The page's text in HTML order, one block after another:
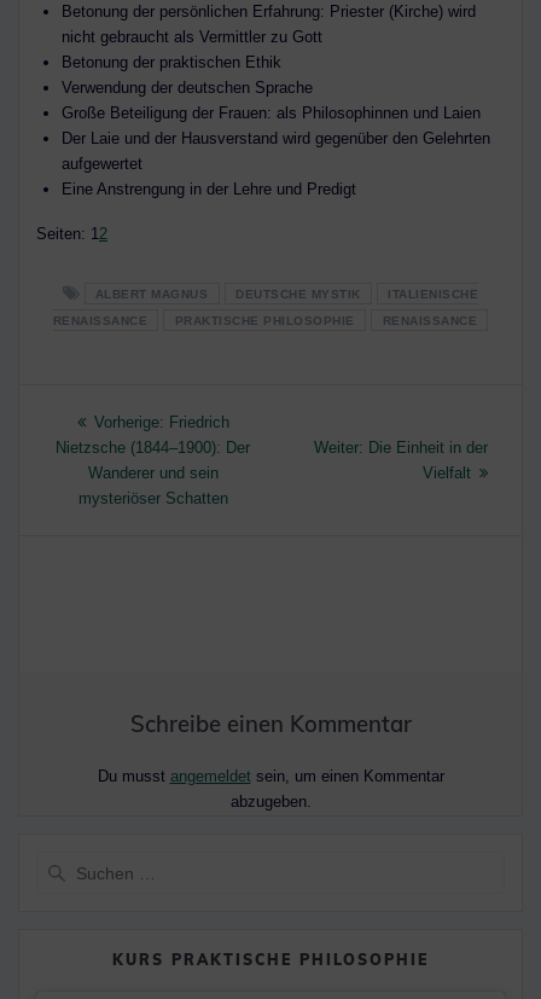
Betonung der persönlichen Erfahrung: Priester (Kirche) wird
nicht gebraucht als Vermittler zu Gott
Betonung der praktischen Ethik
Verwendung der deutschen Sprache
Große Beteiligung der Frauen: als Philosophinnen und Laien
Der Laie und der Hausverstand wird gegenüber den Gelehrten
aufgewertet
Eine Anstrengung in der Lehre und Predigt
Seiten: Seite
1 ,
Seite
2
ALBERT MAGNUS DEUTSCHE MYSTIK
ITALIENISCHE
RENAISSANCE
PRAKTISCHE PHILOSOPHIE RENAISSANCE
Beitragsnavigation
Vorherige: Vorheriger
Beitrag:
Friedrich
Nietzsche (1844–1900): Der
Wanderer und sein
mysteriöser Schatten
Weiter: Nächster
Die Einheit in der
Vielfalt
Schreibe einen Kommentar
Du musst angemeldetsein, um einen Kommentar
abzugeben.
KURS PRAKTISCHE PHILOSOPHIE